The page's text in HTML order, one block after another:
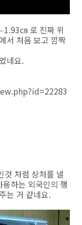
㎝ 로 진짜 위
서 처음 보고 깜짝
네요.
것 처럼 상처를 낼
하는 외국인의 행
는 거 같네요.